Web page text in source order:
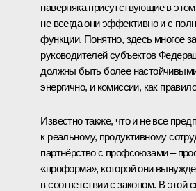
наверняка присутствующие в
не всегда они эффективно и с
функции. Понятно, здесь многое
руководителей субъектов
должны быть более
энергично, и комиссии, как
Известно также, что и не все
к реальному, продуктивному
партнёрство с профсоюзами –
«проформа», которой они
в соответствии с законом. В этой